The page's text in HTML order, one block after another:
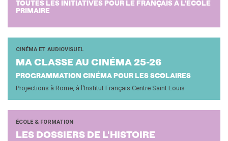
TOUTES LES INITIATIVES POUR LE FRANÇAIS À L'ÉCOLE
PRIMAIRE
CINÉMA ET AUDIOVISUEL
MA CLASSE AU CI­NÉ­MA 25-26
PROGRAMMATION CINÉMA POUR LES SCOLAIRES
Projections à Rome, à l'Institut Français Centre Saint Louis
ÉCOLE & FORMATION
LES DOS­SIERS DE L'HIS­TOIRE